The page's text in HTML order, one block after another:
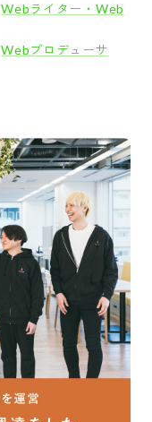
Webライター・Web
Webプロデューサ